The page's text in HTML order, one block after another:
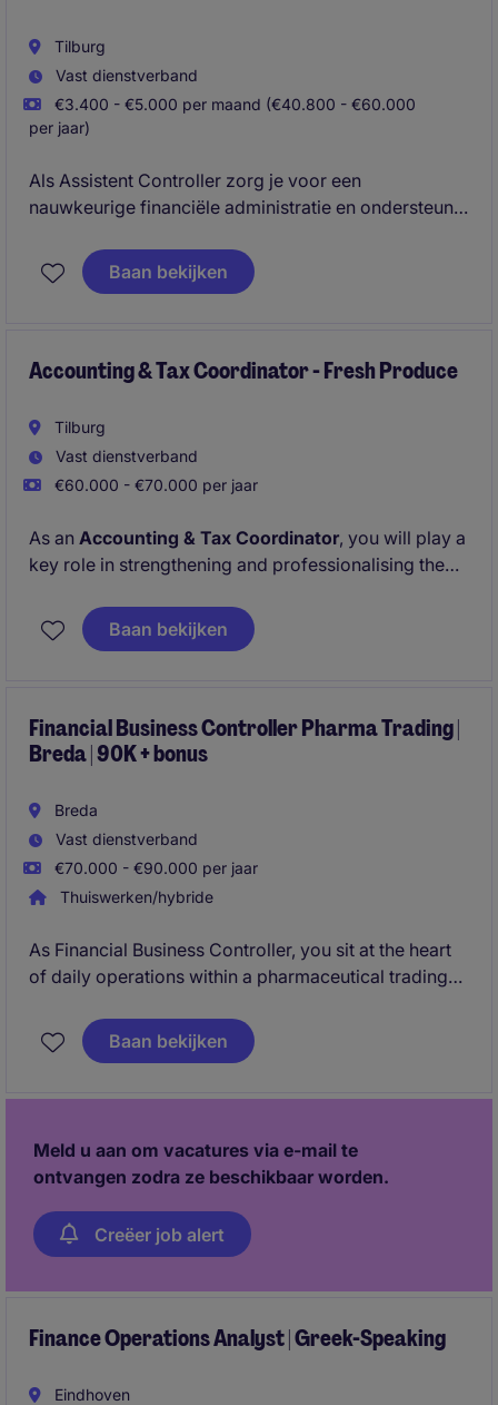
Tilburg
Vast dienstverband
€3.400 - €5.000 per maand (€40.800 - €60.000
per jaar)
Als Assistent Controller zorg je voor een
nauwkeurige financiële administratie en ondersteun
terecht in een professionele werkomgeving waar je
jezelf kunt ontwikkelen en een belangrijke bijdrage
Baan bekijken
Accounting & Tax Coordinator - Fresh Produce
Tilburg
Vast dienstverband
€60.000 - €70.000 per jaar
As an Accounting & Tax Coordinator, you will play a
key role in strengthening and professionalising the
You combine hands-on accounting and tax
responsibilities with coordinating and developing a
structures rather than simply maintain them.
Baan bekijken
Financial Business Controller Pharma Trading |
Breda | 90K + bonus
Breda
Vast dienstverband
€70.000 - €90.000 per jaar
Thuiswerken/hybride
As Financial Business Controller, you sit at the heart
of daily operations within a pharmaceutical trading
with hands-on, manual execution to ensure data
accuracy and actionable insights.
Baan bekijken
Meld u aan om vacatures via e-mail te
ontvangen zodra ze beschikbaar worden.
Creëer job alert
Finance Operations Analyst | Greek-Speaking
Eindhoven